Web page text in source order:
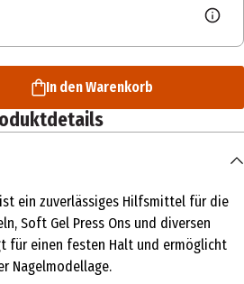
In den Warenkorb
ist ein zuverlässiges Hilfsmittel für die
Soft Gel Press Ons und diversen
für einen festen Halt und ermöglicht
Nagelmodellage.